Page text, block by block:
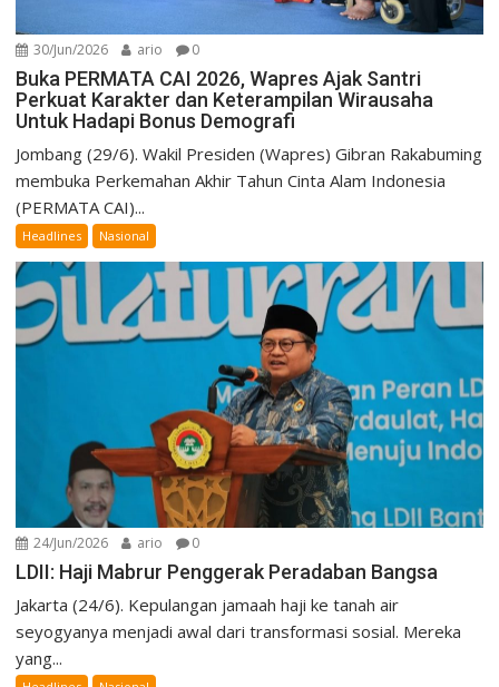
30/Jun/2026 ario 0
Buka PERMATA CAI 2026, Wapres Ajak Santri
Perkuat Karakter dan Keterampilan Wirausaha
Untuk Hadapi Bonus Demografi
Jombang (29/6). Wakil Presiden (Wapres) Gibran Rakabuming
membuka Perkemahan Akhir Tahun Cinta Alam Indonesia
(PERMATA CAI)...
Headlines Nasional
24/Jun/2026 ario 0
LDII: Haji Mabrur Penggerak Peradaban Bangsa
Jakarta (24/6). Kepulangan jamaah haji ke tanah air
seyogyanya menjadi awal dari transformasi sosial. Mereka
yang...